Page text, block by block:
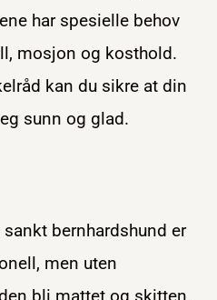
har spesielle behov
mosjon og kosthold.
kan du sikre at din
sunn og glad.
bernhardshund er
men uten